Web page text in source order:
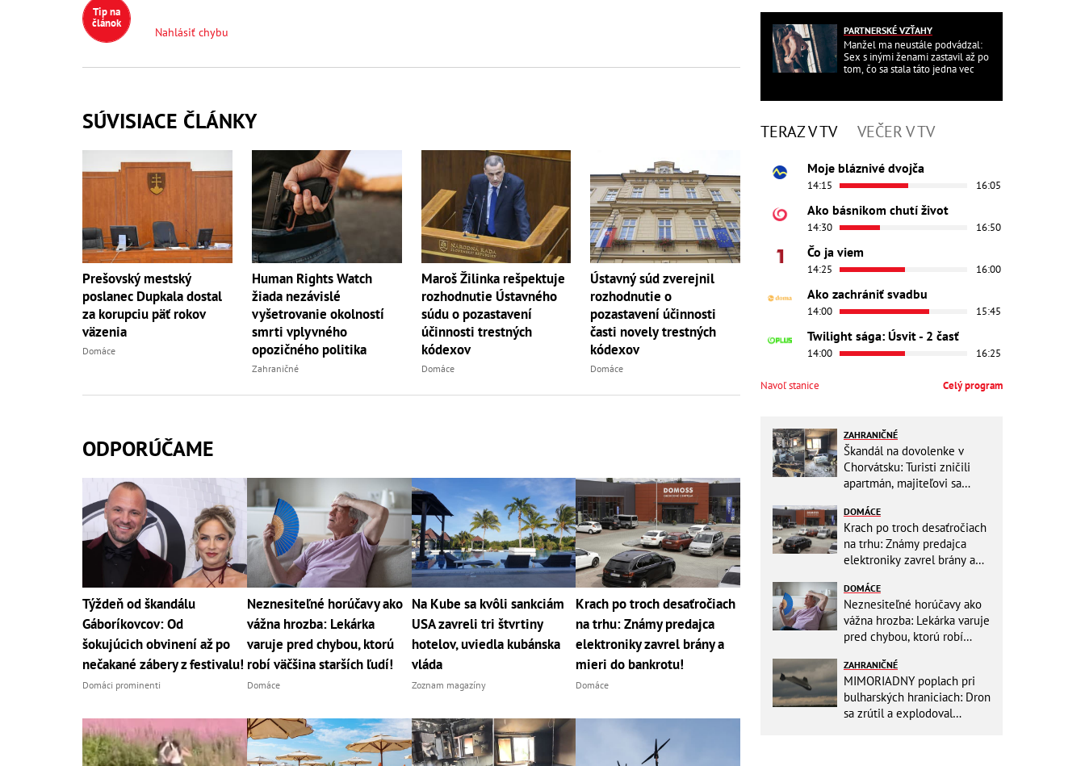
Tip na
článok
Nahlásiť chybu
SÚVISIACE ČLÁNKY
Prešovský mestský
poslanec Dupkala dostal
za korupciu päť rokov
väzenia
Domáce
Human Rights Watch
žiada nezávislé
vyšetrovanie okolností
smrti vplyvného
opozičného politika
Zahraničné
Maroš Žilinka rešpektuje
rozhodnutie Ústavného
súdu o pozastavení
účinnosti trestných
kódexov
Domáce
Ústavný súd zverejnil
rozhodnutie o
pozastavení účinnosti
časti novely trestných
kódexov
Domáce
ODPORÚČAME
Týždeň od škandálu
Gáboríkovcov: Od
šokujúcich obvinení až po
nečakané zábery z festivalu!
Domáci prominenti
Neznesiteľné horúčavy ako
vážna hrozba: Lekárka
varuje pred chybou, ktorú
robí väčšina starších ľudí!
Domáce
Na Kube sa kvôli sankciám
USA zavreli tri štvrtiny
hotelov, uviedla kubánska
vláda
Zoznam magazíny
Krach po troch desaťročiach
na trhu: Známy predajca
elektroniky zavrel brány a
mieri do bankrotu!
Domáce
PARTNERSKÉ VZŤAHY
Manžel ma neustále podvádzal:
Sex s inými ženami zastavil až po
tom, čo sa stala táto jedna vec
TERAZ V TV VEČER V TV
Moje bláznivé dvojča
14:15 16:05
Ako básnikom chutí život
14:30 16:50
Čo ja viem
14:25 16:00
Ako zachrániť svadbu
14:00 15:45
Twilight sága: Úsvit - 2 časť
14:00 16:25
Navoľ stanice Celý program
ZAHRANIČNÉ
Škandál na dovolenke v
Chorvátsku: Turisti zničili
apartmán, majiteľovi sa
preplatiť hotel
DOMÁCE
Krach po troch desaťročiach
na trhu: Známy predajca
elektroniky zavrel brány a
DOMÁCE
Neznesiteľné horúčavy ako
vážna hrozba: Lekárka varuje
pred chybou, ktorú robí
ZAHRANIČNÉ
MIMORIADNY poplach pri
bulharských hraniciach: Dron
sa zrútil a explodoval